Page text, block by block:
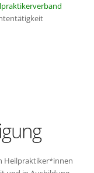
Heilpraktiker*innen